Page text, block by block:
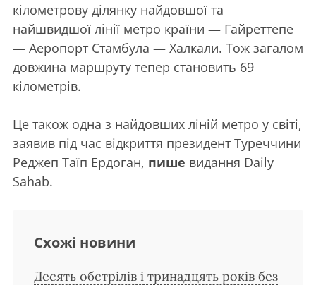
кілометрову ділянку найдовшої та
найшвидшої лінії метро країни — Гайреттепе
— Аеропорт Стамбула — Халкали. Тож загалом
довжина маршруту тепер становить 69
кілометрів.
Це також одна з найдовших ліній метро у світі,
заявив під час відкриття президент Туреччини
Реджеп Таїп Ердоган, пише видання Daily
Sahab.
Схожі новини
Десять обстрілів і тринадцять років без